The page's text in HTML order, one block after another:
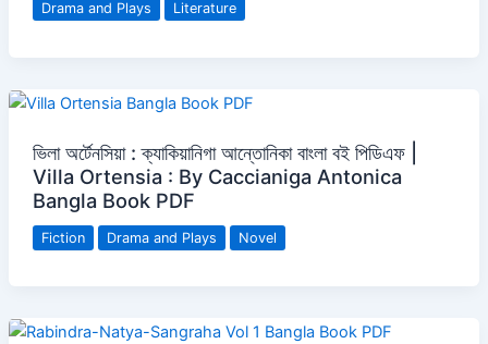
Drama and Plays Literature
ভিলা অর্টেনসিয়া : ক্যাকিয়ানিগা আন্তোনিকা বাংলা বই পিডিএফ |
Villa Ortensia : By Caccianiga Antonica
Bangla Book PDF
Fiction Drama and Plays Novel